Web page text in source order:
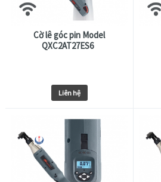
Cờ lê góc pin Model
QXC2AT27ES6
Liên hệ